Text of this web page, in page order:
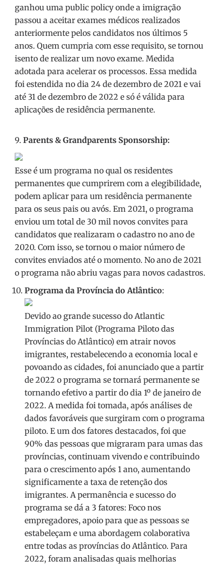
ganhou uma public policy onde a imigração
passou a aceitar exames médicos realizados
anteriormente pelos candidatos nos últimos 5
anos. Quem cumpria com esse requisito, se tornou
isento de realizar um novo exame. Medida
adotada para acelerar os processos. Essa medida
foi estendida no dia 24 de dezembro de 2021 e vai
até 31 de dezembro de 2022 e só é válida para
aplicações de residência permanente.
9. Parents & Grandparents Sponsorship:
Esse é um programa no qual os residentes
permanentes que cumprirem com a elegibilidade,
podem aplicar para um residência permanente
para os seus pais ou avós. Em 2021, o programa
enviou um total de 30 mil novos convites para
candidatos que realizaram o cadastro no ano de
2020. Com isso, se tornou o maior número de
convites enviados até o momento. No ano de 2021
o programa não abriu vagas para novos cadastros.
Programa da Província do Atlântico:
Devido ao grande sucesso do Atlantic
Immigration Pilot (Programa Piloto das
Províncias do Atlântico) em atrair novos
imigrantes, restabelecendo a economia local e
povoando as cidades, foi anunciado que a partir
de 2022 o programa se tornará permanente se
tornando efetivo a partir do dia 1º de janeiro de
2022. A medida foi tomada, após análises de
dados favoráveis que surgiram com o programa
piloto. E um dos fatores destacados, foi que
90% das pessoas que migraram para umas das
províncias, continuam vivendo e contribuindo
para o crescimento após 1 ano, aumentando
significamente a taxa de retenção dos
imigrantes. A permanência e sucesso do
programa se dá a 3 fatores: Foco nos
empregadores, apoio para que as pessoas se
estabeleçam e uma abordagem colaborativa
entre todas as províncias do Atlântico. Para
2022, foram analisadas quais melhorias